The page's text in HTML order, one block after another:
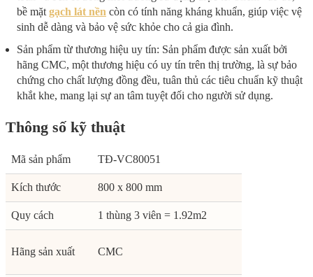
bề mặt gạch lát nền còn có tính năng kháng khuẩn, giúp việc vệ
sinh dễ dàng và bảo vệ sức khỏe cho cả gia đình.
Sản phẩm từ thương hiệu uy tín: Sản phẩm được sản xuất bởi
hãng CMC, một thương hiệu có uy tín trên thị trường, là sự bảo
chứng cho chất lượng đồng đều, tuân thủ các tiêu chuẩn kỹ thuật
khắt khe, mang lại sự an tâm tuyệt đối cho người sử dụng.
Thông số kỹ thuật
Mã sản phẩm TĐ-VC80051
Kích thước 800 x 800 mm
Quy cách 1 thùng 3 viên = 1.92m2
Hãng sản xuất CMC